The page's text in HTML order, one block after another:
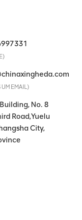
Flatpack2
48/2000 Módulo
HE 48V
EMAIL)
No. 8
Road,Yuelu
City,